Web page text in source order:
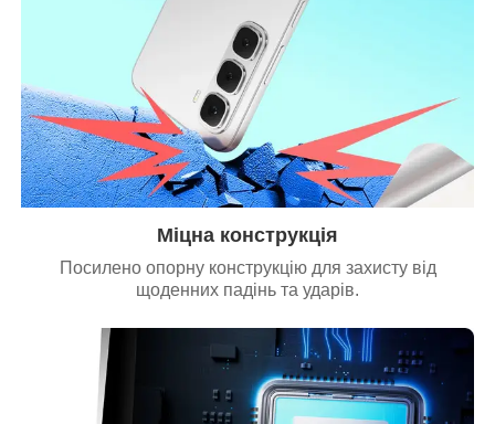
Міцна конструкція
Посилено опорну конструкцію для захисту від
щоденних падінь та ударів.